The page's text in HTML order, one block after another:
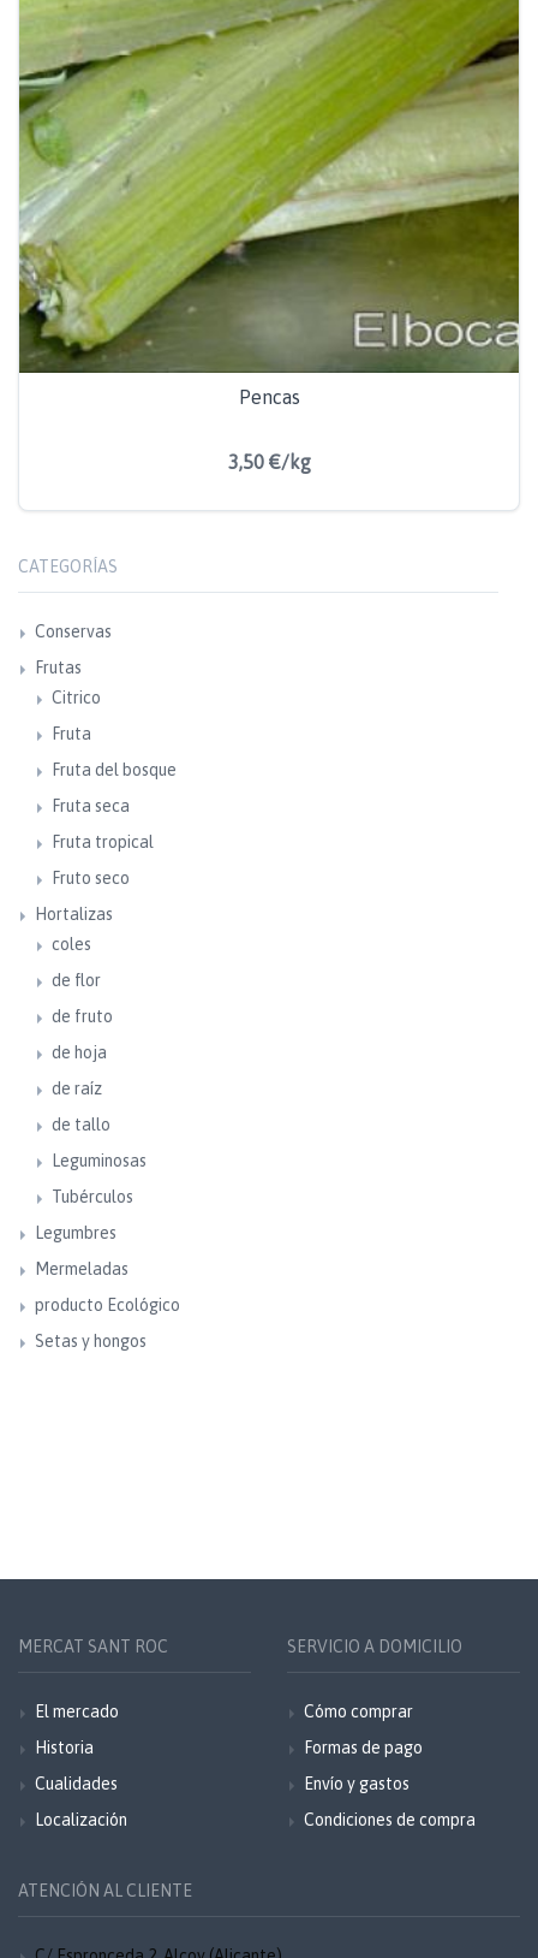
Pencas
3,50 €/kg
CATEGORÍAS
Conservas
Frutas
Citrico
Fruta
Fruta del bosque
Fruta seca
Fruta tropical
Fruto seco
Hortalizas
coles
de flor
de fruto
de hoja
de raíz
de tallo
Leguminosas
Tubérculos
Legumbres
Mermeladas
producto Ecológico
Setas y hongos
MERCAT SANT ROC
El mercado
Historia
Cualidades
Localización
SERVICIO A DOMICILIO
Cómo comprar
Formas de pago
Envío y gastos
Condiciones de compra
ATENCIÓN AL CLIENTE